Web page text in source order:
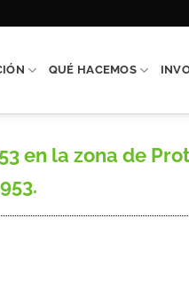
QUÉ HACEMOS
en la zona de